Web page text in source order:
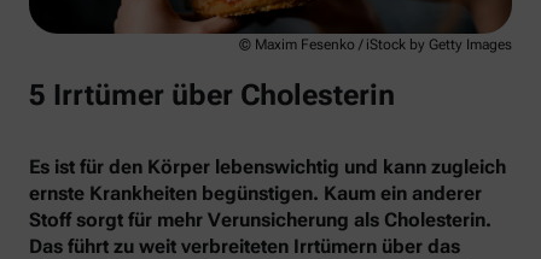
© Maxim Fesenko / iStock by Getty Images
5 Irrtümer über Cholesterin
Es ist für den Körper lebenswichtig und kann zugleich
ernste Krankheiten begünstigen. Kaum ein anderer
Stoff sorgt für mehr Verunsicherung als Cholesterin.
Das führt zu weit verbreiteten Irrtümern über das